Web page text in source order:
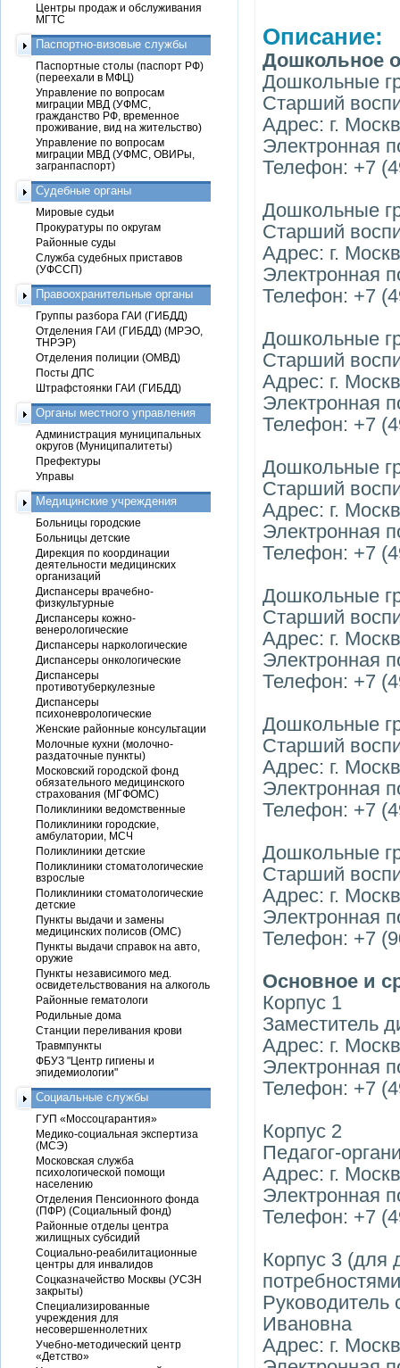
Описание:
Дошкольное
Дошкольные
Старший
Адрес: г.
Электронная
Телефон: +7
Дошкольные
Старший
Адрес: г.
Электронная
Телефон: +7
Дошкольные
Старший
Адрес: г.
Электронная
Телефон: +7
Дошкольные
Старший
Адрес: г.
Электронная
Телефон: +7
Дошкольные
Старший
Адрес: г.
Электронная
Телефон: +7
Дошкольные
Старший
Адрес: г.
Электронная
Телефон: +7
Дошкольные
Старший
Адрес: г.
Электронная
Телефон: +7
Основное и
Корпус 1
Заместитель
Адрес: г.
Электронная
Телефон: +7
Корпус 2
Педагог-
Адрес: г.
Электронная
Телефон: +7
Корпус 3 (для
Руководитель
Ивановна
Адрес: г.
Центры продаж и обслуживания
МГТС
Паспортно-визовые службы
Паспортные столы (паспорт РФ)
(переехали в МФЦ)
Управление по вопросам
миграции МВД (УФМС,
гражданство РФ, временное
проживание, вид на жительство)
Управление по вопросам
миграции МВД (УФМС, ОВИРы,
загранпаспорт)
Судебные органы
Мировые судьи
Прокуратуры по округам
Районные суды
Служба судебных приставов
(УФССП)
Правоохранительные органы
Группы разбора ГАИ (ГИБДД)
Отделения ГАИ (ГИБДД) (МРЭО,
ТНРЭР)
Отделения полиции (ОМВД)
Посты ДПС
Штрафстоянки ГАИ (ГИБДД)
Органы местного управления
Администрация муниципальных
округов (Муниципалитеты)
Префектуры
Управы
Медицинские учреждения
Больницы городские
Больницы детские
Дирекция по координации
деятельности медицинских
организаций
Диспансеры врачебно-
физкультурные
Диспансеры кожно-
венерологические
Диспансеры наркологические
Диспансеры онкологические
Диспансеры
противотуберкулезные
Диспансеры
психоневрологические
Женские районные консультации
Молочные кухни (молочно-
раздаточные пункты)
Московский городской фонд
обязательного медицинского
страхования (МГФОМС)
Поликлиники ведомственные
Поликлиники городские,
амбулатории, МСЧ
Поликлиники детские
Поликлиники стоматологические
взрослые
Поликлиники стоматологические
детские
Пункты выдачи и замены
медицинских полисов (ОМС)
Пункты выдачи справок на авто,
оружие
Пункты независимого мед.
освидетельствования на алкоголь
Районные гематологи
Родильные дома
Станции переливания крови
Травмпункты
ФБУЗ "Центр гигиены и
эпидемиологии"
Социальные службы
ГУП «Моссоцгарантия»
Медико-социальная экспертиза
(МСЭ)
Московская служба
психологической помощи
населению
Отделения Пенсионного фонда
(ПФР) (Социальный фонд)
Районные отделы центра
жилищных субсидий
Социально-реабилитационные
центры для инвалидов
Соцказначейство Москвы (УСЗН
закрыты)
Специализированные
учреждения для
несовершеннолетних
Учебно-методический центр
«Детство»